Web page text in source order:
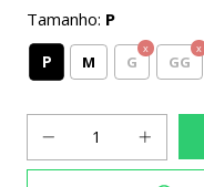
Tamanho: P
P M G GG